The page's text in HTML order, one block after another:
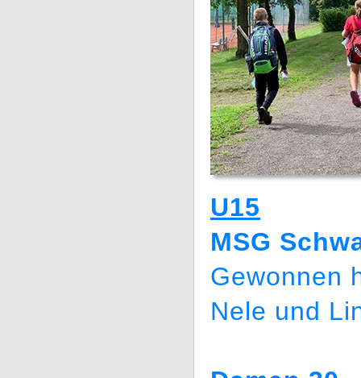
U15
MSG
Gewonnen
Nele und